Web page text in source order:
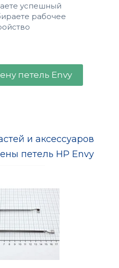
успешный
рабочее
петель Envy
и аксессуаров
петель HP Envy